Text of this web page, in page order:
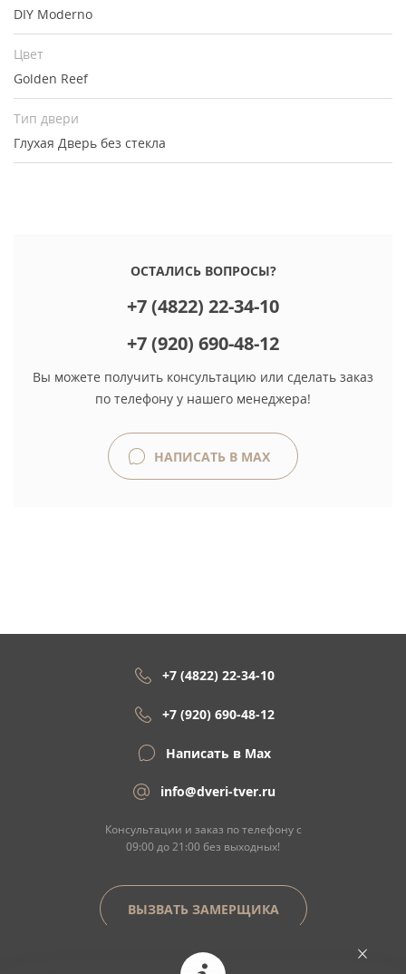
DIY Moderno
Цвет
Golden Reef
Тип двери
Глухая Дверь без стекла
ОСТАЛИСЬ ВОПРОСЫ?
+7 (4822) 22-34-10
+7 (920) 690-48-12
Вы можете получить консультацию или сделать заказ
по телефону у нашего менеджера!
НАПИСАТЬ В MAX
+7 (4822) 22-34-10
+7 (920) 690-48-12
Написать в Max
info@dveri-tver.ru
Консультации и заказ по телефону с
09:00 до 21:00 без выходных!
ВЫЗВАТЬ ЗАМЕРЩИКА